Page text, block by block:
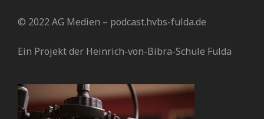
© 2022 AG Medien – podcast.hvbs-fulda.de
Ein Projekt der Heinrich-von-Bibra-Schule Fulda